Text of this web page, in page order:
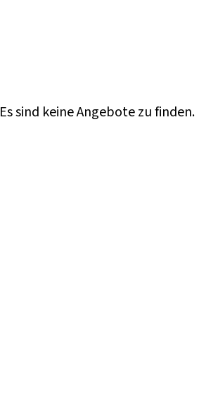
Es sind keine Angebote zu finden.